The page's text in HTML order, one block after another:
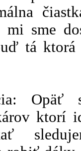
mi sme
tá ktorá
ktorí